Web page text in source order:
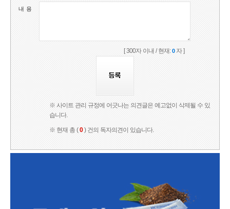
내 용
[ 300자 이내 / 현재:0자 ]
※ 사이트 관리 규정에 어긋나는 의견글은 예고없이 삭제될 수 있
습니다.
※ 현재 총 (0) 건의 독자의견이 있습니다.